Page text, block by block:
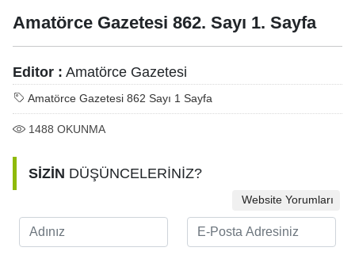
Amatörce Gazetesi 862. Sayı 1. Sayfa
Editor : Amatörce Gazetesi
Amatörce Gazetesi 862 Sayı 1 Sayfa
1488 OKUNMA
SİZİN DÜŞÜNCELERİNİZ?
Website Yorumları